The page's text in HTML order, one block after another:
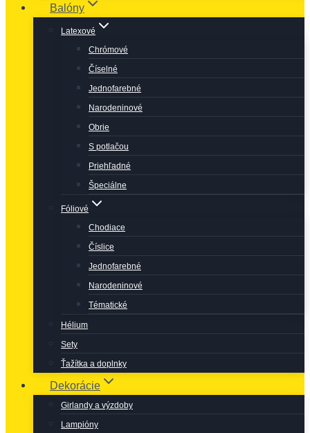
Balóny
Latexové
Chrómové
Číselné
Jednofarebné
Narodeninové
Obrie
S potlačou
Priehľadné
Špeciálne
Fóliové
Chodiace
Číslice
Jednofarebné
Narodeninové
Tématické
Hélium
Sety
Ťažítka a doplnky
Dekorácie
Girlandy a výzdoby
Lampióny